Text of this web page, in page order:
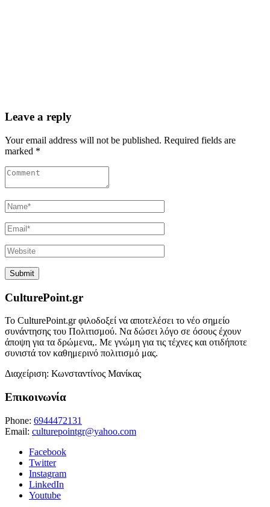
Leave a reply
Your email address will not be published. Required fields are
marked *
CulturePoint.gr
Το CulturePoint.gr φιλοδοξεί να αποτελέσει το νέο σημείο
συνάντησης του Πολιτισμού. Να δώσει λόγο σε όσους έχουν
άποψη για τα δρώμενα,. Με γνώμη για τις τέχνες και οτιδήποτε
συνιστά τον καθημερινό πολιτισμό μας.
Διαχείριση: Κωνσταντίνος Μανίκας
Επικοινωνία
Phone: 6944472131
Email: culturepointgr@yahoo.com
Facebook
Twitter
Instagram
LinkedIn
Youtube